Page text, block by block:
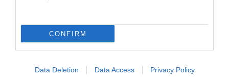
CONFIRM
Data Deletion Data Access Privacy Policy
KIRÁNDULÁS PANNONHALMA